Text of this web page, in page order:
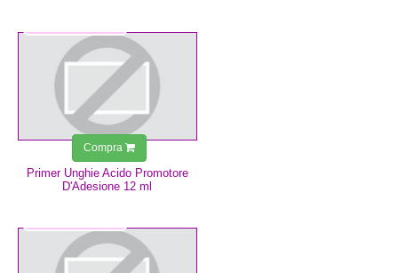
Primer Unghie Acido Promotore
D'Adesione 12 ml
Compra